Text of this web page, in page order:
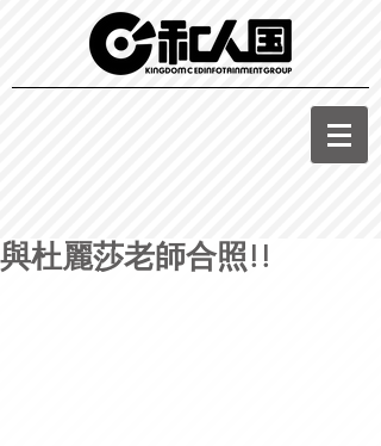
與杜麗莎老師合照!!